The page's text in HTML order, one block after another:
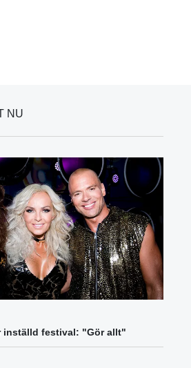
NU
inställd festival: "Gör allt"